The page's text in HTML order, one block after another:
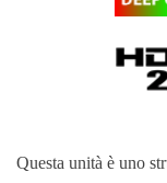
Questa unità è uno